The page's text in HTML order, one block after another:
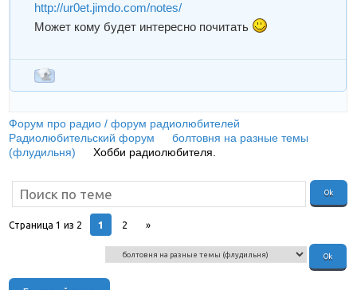
http://ur0et.jimdo.com/notes/
Может кому будет интересно почитать
Форум про радио / форум радиолюбителей
Радиолюбительский форум
болтовня на разные темы
(флудильня)
Хобби радиолюбителя.
Страница1 из 2 1 2 »